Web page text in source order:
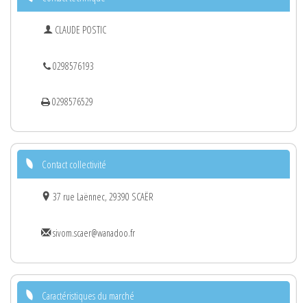
CLAUDE POSTIC
0298576193
0298576529
Contact collectivité
37 rue Laënnec, 29390 SCAËR
sivom.scaer@wanadoo.fr
Caractéristiques du marché